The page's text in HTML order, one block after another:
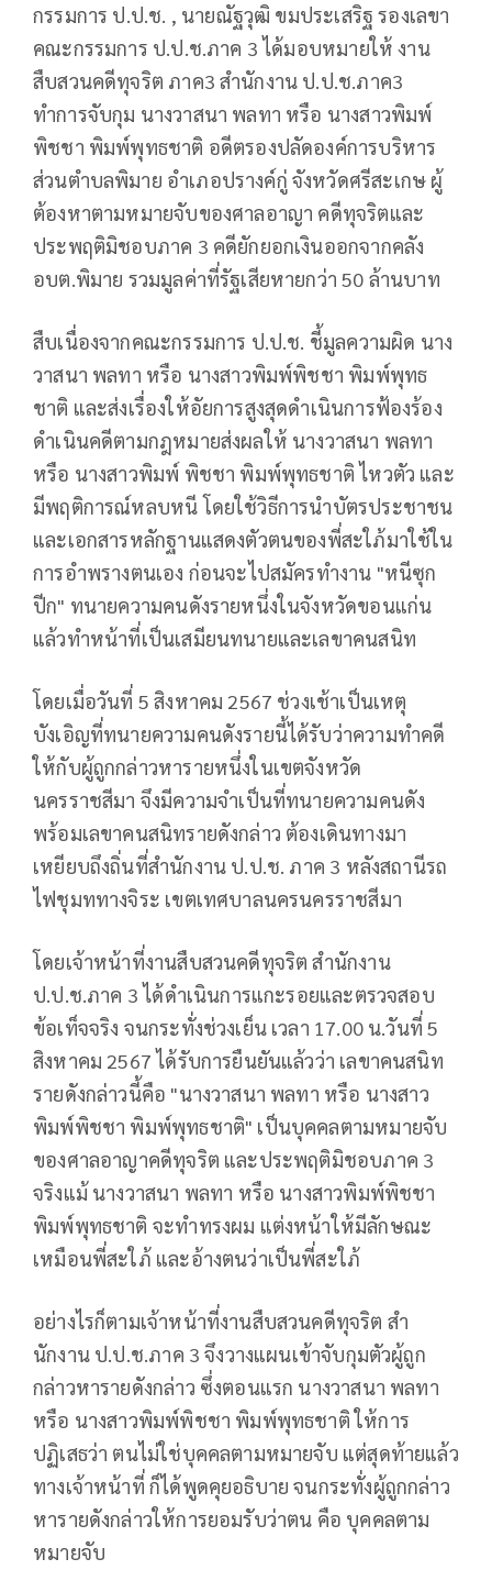
กรรมการ ป.ป.ช. , นายณัฐวุฒิ ขมประเสริฐ รองเลขา
คณะกรรมการ ป.ป.ช.ภาค 3 ได้มอบหมายให้ งาน
สืบสวนคดีทุจริต ภาค3 สำนักงาน ป.ป.ช.ภาค3
ทำการจับกุม นางวาสนา พลทา หรือ นางสาวพิมพ์
พิชชา พิมพ์พุทธชาติ อดีตรองปลัดองค์การบริหาร
ส่วนตำบลพิมาย อำเภอปรางค์กู่ จังหวัดศรีสะเกษ ผู้
ต้องหาตามหมายจับของศาลอาญา คดีทุจริตและ
ประพฤติมิชอบภาค 3 คดียักยอกเงินออกจากคลัง
อบต.พิมาย รวมมูลค่าที่รัฐเสียหายกว่า 50 ล้านบาท
สืบเนื่องจากคณะกรรมการ ป.ป.ช. ชี้มูลความผิด นาง
วาสนา พลทา หรือ นางสาวพิมพ์พิชชา พิมพ์พุทธ
ชาติ และส่งเรื่องให้อัยการสูงสุดดําเนินการฟ้องร้อง
ดําเนินคดีตามกฎหมายส่งผลให้ นางวาสนา พลทา
หรือ นางสาวพิมพ์ พิชชา พิมพ์พุทธชาติ ไหวตัว และ
มีพฤติการณ์หลบหนี โดยใช้วิธีการนําบัตรประชาชน
และเอกสารหลักฐานแสดงตัวตนของพี่สะใภ้มาใช้ใน
การอําพรางตนเอง ก่อนจะไปสมัครทํางาน "หนีซุก
ปีก" ทนายความคนดังรายหนึ่งในจังหวัดขอนแก่น
แล้วทําหน้าที่เป็นเสมียนทนายและเลขาคนสนิท
โดยเมื่อวันที่ 5 สิงหาคม 2567 ช่วงเช้าเป็นเหตุ
บังเอิญที่ทนายความคนดังรายนี้ได้รับว่าความทําคดี
ให้กับผู้ถูกกล่าวหารายหนึ่งในเขตจังหวัด
นครราชสีมา จึงมีความจําเป็นที่ทนายความคนดัง
พร้อมเลขาคนสนิทรายดังกล่าว ต้องเดินทางมา
เหยียบถึงถิ่นที่สํานักงาน ป.ป.ช. ภาค 3 หลังสถานีรถ
ไฟชุมททางจิระ เขตเทศบาลนครนครราชสีมา
โดยเจ้าหน้าที่งานสืบสวนคดีทุจริต สํานักงาน
ป.ป.ช.ภาค 3 ได้ดําเนินการแกะรอยและตรวจสอบ
ข้อเท็จจริง จนกระทั่งช่วงเย็น เวลา 17.00 น.วันที่ 5
สิงหาคม 2567 ได้รับการยืนยันแล้วว่า เลขาคนสนิท
รายดังกล่าวนี้คือ "นางวาสนา พลทา หรือ นางสาว
พิมพ์พิชชา พิมพ์พุทธชาติ" เป็นบุคคลตามหมายจับ
ของศาลอาญาคดีทุจริต และประพฤติมิชอบภาค 3
จริงแม้ นางวาสนา พลทา หรือ นางสาวพิมพ์พิชชา
พิมพ์พุทธชาติ จะทําทรงผม แต่งหน้าให้มีลักษณะ
เหมือนพี่สะใภ้ และอ้างตนว่าเป็นพี่สะใภ้
อย่างไรก็ตามเจ้าหน้าที่งานสืบสวนคดีทุจริต สํา
นักงาน ป.ป.ช.ภาค 3 จึงวางแผนเข้าจับกุมตัวผู้ถูก
กล่าวหารายดังกล่าว ซึ่งตอนแรก นางวาสนา พลทา
หรือ นางสาวพิมพ์พิชชา พิมพ์พุทธชาติ ให้การ
ปฏิเสธว่า ตนไม่ใช่บุคคลตามหมายจับ แต่สุดท้ายแล้ว
ทางเจ้าหน้าที่ ก็ได้พูดคุยอธิบาย จนกระทั่งผู้ถูกกล่าว
หารายดังกล่าวให้การยอมรับว่าตน คือ บุคคลตาม
หมายจับ